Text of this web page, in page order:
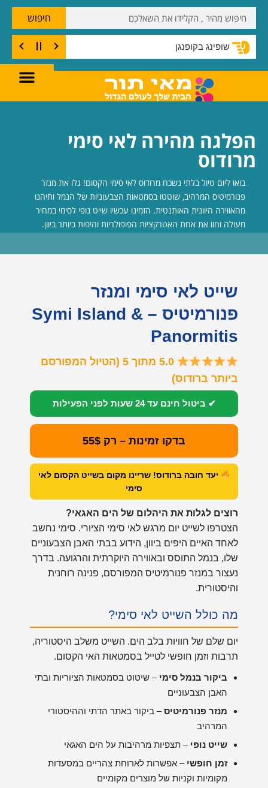
שופינג בקופנגן
חיפוש
הפלגה מהירה לאי סימי
מרודוס
בואו ליום טיול בלתי נשכח מרודוס לאי סימי הקסום! גלו את מנזר
פנורמיטיס המרהיב, שוטטו בסמטאות הצבעוניות של הנמל ותיהנו
מהאווירה היוונית האותנטית. הזמינו עכשיו שייט נופי לסימי במחיר
מעולה וחוו את אחת האטרקציות הפופולריות והיפות ביותר ביוון.
שייט לאי סימי ומנזר
פנורמיטיס – Symi Island &
Panormitis
5.0 מתוך 5 (הטיול המפורסם
ביותר ברודוס)
✔ ביטול חינם עד 24 שעות לפני הפעילות
בדקו זמינות – רק 55$
יעד חובה ברודוס! שריינו מקום בשייט הקסום לאי
סימי
רוצים לגלות את היהלום של הים האגאי?
הצטרפו לשייט יום מרגש לאי סימי הציורי. סימי נחשב
לאחד האיים היפים ביוון, הידוע בבתי האבן הצבעוניים
שלו, בנמל התוסס ובאווירה היוקרתית והרגועה. בדרך
נעצור במנזר פנורמיטיס המפורסם, פנינה רוחנית
והיסטורית.
מה כולל השייט לאי סימי?
יום שלם של חוויות בלב הים. השייט משלב היסטוריה,
תרבות וזמן חופשי לטייל בסמטאות האי הקסום.
ביקור בנמל סימי – שיטוט בסמטאות הציוריות ובתי
האבן הצבעוניים
מנזר פנורמיטיס– ביקור באתר הדתי וההיסטורי
המרהיב
שייט נופי – תצפיות מרהיבות על הים האגאי
זמן חופשי – אפשרות לארוחת צהריים במסעדות
מקומיות וקניות של מוצרים מקומיים